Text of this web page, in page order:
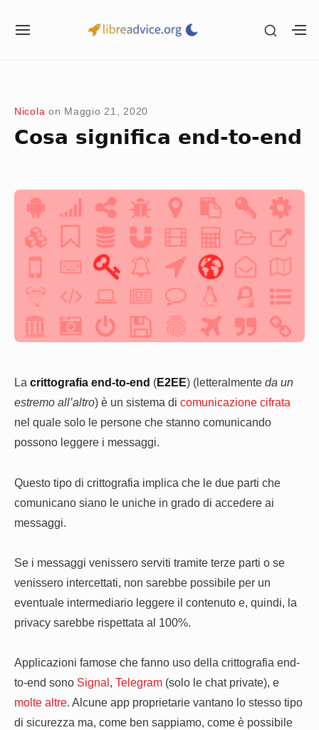
SITE
SHOW
Nicola on Maggio 21, 2020
Cosa significa end-to-end
La crittografia end-to-end (E2EE) (letteralmente da un
estremo all’altro) è un sistema di comunicazione cifrata
nel quale solo le persone che stanno comunicando
possono leggere i messaggi.
Questo tipo di crittografia implica che le due parti che
comunicano siano le uniche in grado di accedere ai
messaggi.
Se i messaggi venissero serviti tramite terze parti o se
venissero intercettati, non sarebbe possibile per un
eventuale intermediario leggere il contenuto e, quindi, la
privacy sarebbe rispettata al 100%.
Applicazioni famose che fanno uso della crittografia end-
to-end sono Signal, Telegram (solo le chat private), e
molte altre. Alcune app proprietarie vantano lo stesso tipo
di sicurezza ma, come ben sappiamo, come è possibile